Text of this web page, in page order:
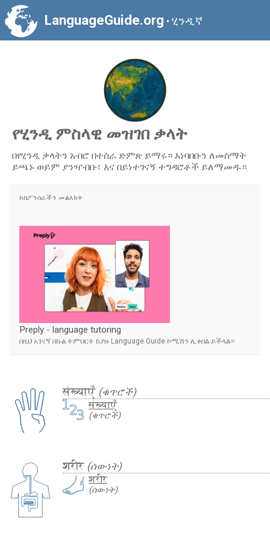
LanguageGuide.org • ሂንዲኛ
የሂንዲ ምስላዊ መዝገበ ቃላት
በየሂንዲ ቃላትን አብሮ በተሰራ ድምጽ ይማሩ። አነባበቡን ለመስማት
ይጫኑ ወይም ያንዣብቡ፣ እና በይነተገናኝ ተግዳሮቶች ይለማመዱ።
संख्याएँ (ቁጥሮች)
संख्याएँ
(ቁጥሮች)
शरीर (ሰውነት)
शरीर
(ሰውነት)
ከስፖንሰራችን መልእክት
Preply - language tutoring
በዚህ አገናኝ በኩል ትምህርት ከያዙ Language Guide ኮሚሽን ሊቀበል ይችላል።